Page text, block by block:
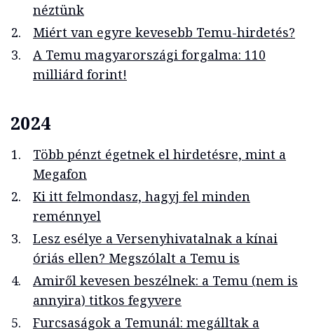
néztünk
Miért van egyre kevesebb Temu-hirdetés?
A Temu magyarországi forgalma: 110
milliárd forint!
2024
Több pénzt égetnek el hirdetésre, mint a
Megafon
Ki itt felmondasz, hagyj fel minden
reménnyel
Lesz esélye a Versenyhivatalnak a kínai
óriás ellen? Megszólalt a Temu is
Amiről kevesen beszélnek: a Temu (nem is
annyira) titkos fegyvere
Furcsaságok a Temunál: megálltak a